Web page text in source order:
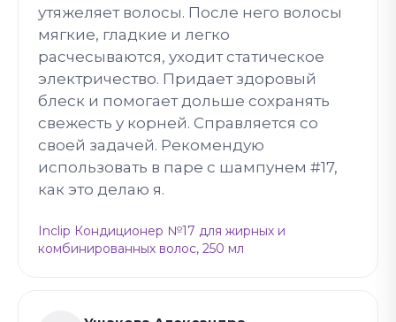
утяжеляет волосы. После него волосы
мягкие, гладкие и легко
расчесываются, уходит статическое
электричество. Придает здоровый
блеск и помогает дольше сохранять
свежесть у корней. Справляется со
своей задачей. Рекомендую
использовать в паре с шампунем #17,
как это делаю я.
Inclip Кондиционер №17 для жирных и
комбинированных волос, 250 мл